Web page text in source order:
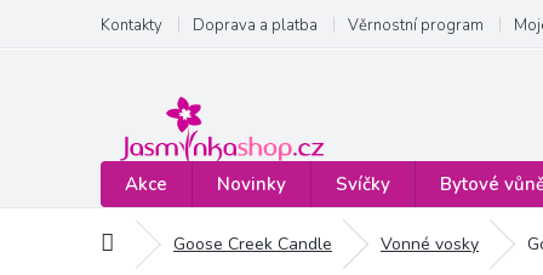
obsah
Kontakty Doprava a platba Věrnostní program
Akce Novinky Svíčky Bytové
Domů Goose Creek Candle Vonné vosky